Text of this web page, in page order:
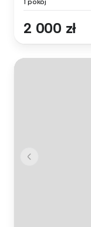
1 pokój
2 000 zł